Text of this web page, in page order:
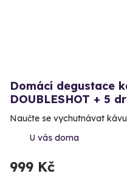
Domácí degustace
DOUBLESHOT + 5
Naučte se vychutnávat
U vás doma
999 Kč